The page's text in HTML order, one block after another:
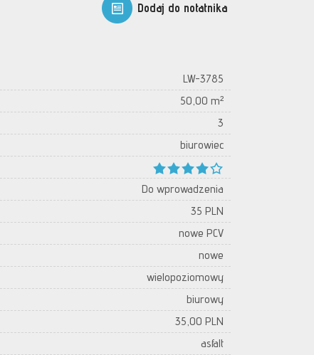
Dodaj do notatnika
LW-3785
50,00 m²
3
biurowiec
Do wprowadzenia
35 PLN
nowe PCV
nowe
wielopoziomowy
biurowy
35,00 PLN
asfalt